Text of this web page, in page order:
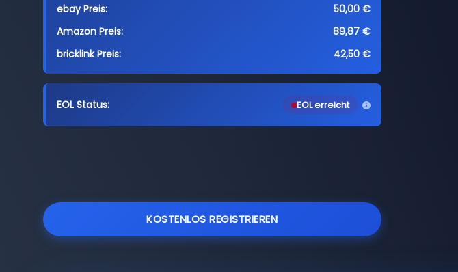
ebay Preis:
50,00 €
Amazon Preis:
89,87 €
bricklink Preis:
42,50 €
EOL Status: EOL erreicht
KOSTENLOS REGISTRIEREN